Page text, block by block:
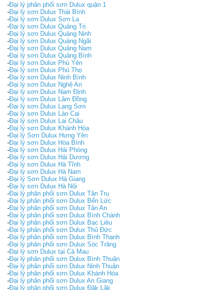
-Đại lý phân phối sơn Dulux quận 1
-Đại lý sơn Dulux Thái Bình
-Đại lý sơn Dulux Sơn La
-Đại lý sơn Dulux Quảng Trị
-Đại lý sơn Dulux Quảng Ninh
-Đại lý sơn Dulux Quảng Ngãi
-Đại lý sơn Dulux Quảng Nam
-Đại lý sơn Dulux Quảng Bình
-Đại lý sơn Dulux Phú Yên
-Đại lý sơn Dulux Phú Thọ
-Đại lý sơn Dulux Ninh Bình
-Đại lý sơn Dulux Nghệ An
-Đại lý sơn Dulux Nam Định
-Đại lý sơn Dulux Lâm Đồng
-Đại lý sơn Dulux Lạng Sơn
-Đại lý sơn Dulux Lào Cai
-Đại lý sơn Dulux Lai Châu
-Đại lý sơn Dulux Khánh Hòa
-Đại lý Sơn Dulux Hưng Yên
-Đại lý sơn Dulux Hòa Bình
-Đại lý sơn Dulux Hải Phòng
-Đại lý sơn Dulux Hải Dương
-Đại lý sơn Dulux Hà Tĩnh
-Đại lý sơn Dulux Hà Nam
-Đại lý Sơn Dulux Hà Giang
-Đại lý sơn Dulux Hà Nội
-Đại lý phân phối sơn Dulux Tân Trụ
-Đại lý phân phối sơn Dulux Bến Lức
-Đại lý phân phối sơn Dulux Tân An
-Đại lý phân phối sơn Dulux Bình Chánh
-Đại lý phân phối sơn Dulux Bạc Liêu
-Đại lý phân phối sơn Dulux Thủ Đức
-Đại lý phân phối sơn Dulux Bình Thạnh
-Đại lý phân phối sơn Dulux Sóc Trăng
-Đại lý sơn Dulux tại Cà Mau
-Đại lý phân phối sơn Dulux Bình Thuận
-Đại lý phân phối sơn Dulux Ninh Thuận
-Đại lý phân phối sơn Dulux Khánh Hòa
-Đại lý phân phối sơn Dulux An Giang
-Đại lý phân phối sơn Dulux Đăk Lăk